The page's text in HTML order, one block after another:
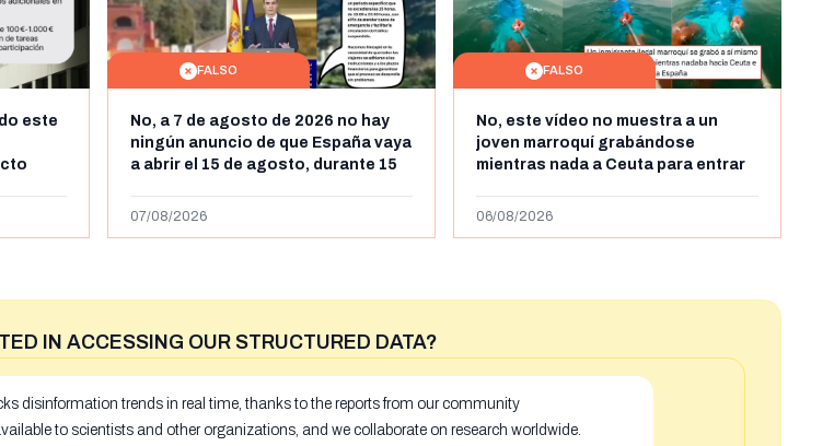
este
FALSO
No, a 7 de agosto de 2026 no hay
ningún anuncio de que España vaya
a abrir el 15 de agosto, durante 15
y Ceuta
07/08/2026
FALSO
No, este vídeo no muestra a un
joven marroquí grabándose
mientras nada a Ceuta para entrar
más de 450km de Ceuta y el autor lo
06/08/2026
IN ACCESSING OUR STRUCTURED DATA?
disinformation trends in real time, thanks to the reports from our community
to scientists and other organizations, and we collaborate on research worldwide.